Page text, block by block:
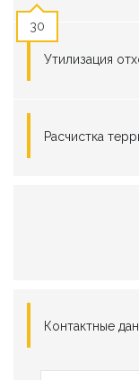
30
Утилизация
Расчистка
Контактные